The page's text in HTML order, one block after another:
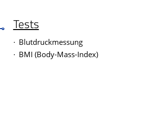
Tests
Blutdruckmessung
BMI (Body-Mass-Index)